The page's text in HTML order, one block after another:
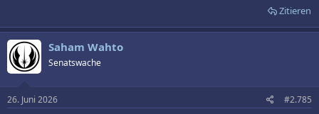
Zitieren
Saham Wahto
Senatswache
26. Juni 2026 #2.785